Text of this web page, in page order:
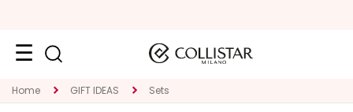
Face
Home GIFT IDEAS Sets